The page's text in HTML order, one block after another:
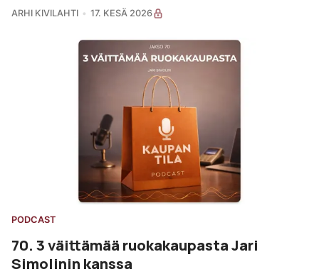
ARHI KIVILAHTI 17. KESÄ 2026
PODCAST
70. 3 väittämää ruokakaupasta Jari
Simolinin kanssa